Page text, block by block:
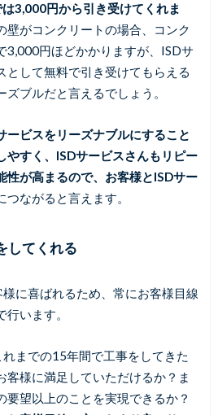
3,000円から引き受けてくれま
壁がコンクリートの場合、コンク
3,000円ほどかかりますが、ISDサ
として無料で引き受けてもらえる
ブルだと言えるでしょう。
ービスをリーズナブルにすること
やすく、ISDサービスさんもリピー
性が高まるので、お客様とISDサー
つながると言えます。
してくれる
に喜ばれるため、常にお客様目線
います。
までの15年間で工事をしてきた
客様に満足していただけるか？ま
要望以上のことを実現できるか？